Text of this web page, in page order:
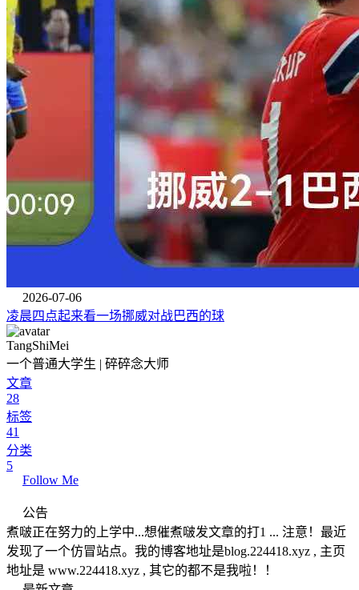
2026-07-06
凌晨四点起来看一场挪威对战巴西的球
TangShiMei
一个普通大学生 | 碎碎念大师
文章
28
标签
41
分类
5
Follow Me
公告
煮啵正在努力的上学中...想催煮啵发文章的打1 ... 注意！最近
发现了一个仿冒站点。我的博客地址是blog.224418.xyz , 主页
地址是 www.224418.xyz , 其它的都不是我啦！！